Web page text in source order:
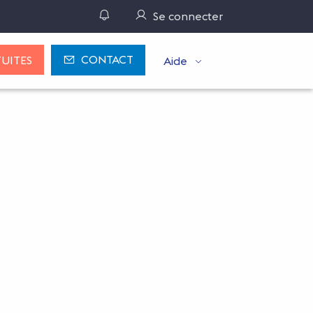
Gérer ses notifications
Se connecter
CONTACT Aide